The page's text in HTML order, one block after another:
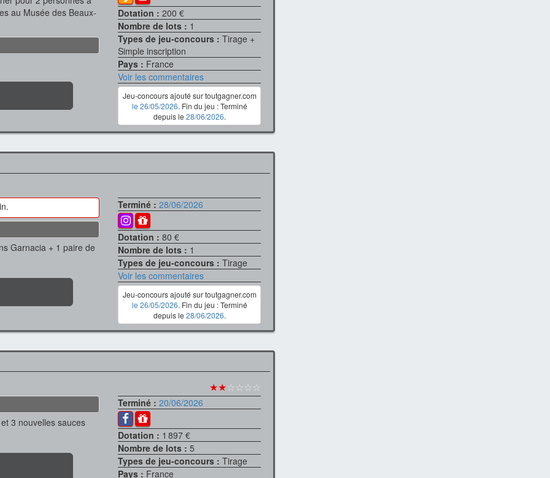
au Musée des Beaux-
Dotation :200 €
Nombre de lots : 1
Types de jeu-concours :Tirage +
Simple inscription
Pays : France
Voir les commentaires
Jeu-concours ajouté sur toutgagner.com
le 26/05/2026. Fin du jeu : Terminé
depuis le 28/06/2026.
Garnacia + 1 paire de
Terminé :28/06/2026
Dotation :80 €
Nombre de lots : 1
Types de jeu-concours :Tirage
Voir les commentaires
Jeu-concours ajouté sur toutgagner.com
le 26/05/2026. Fin du jeu : Terminé
depuis le 28/06/2026.
★★☆☆☆☆
3 nouvelles sauces
Terminé :20/06/2026
Dotation : 1 897 €
Nombre de lots :5
Types de jeu-concours :Tirage
Pays : France